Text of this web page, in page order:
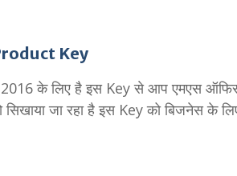
Key
2016 के लिए है इस Key से आप एमएस
जा रहा है इस Key को बिजनेस के